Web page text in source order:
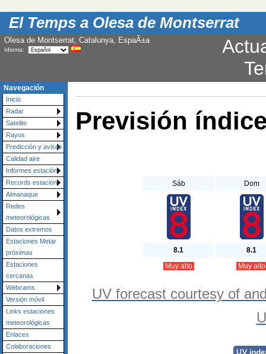
El Temps a Olesa de Montserrat
Olesa de Montserrat, Catalunya, EspaÃ±a
Idioma:
Navegación
Inicio
Radar
Satelite
Rayos
Predicción y avisos
Calidad aire
Informes estación
Records estación
Almanaque
Redes
meteorológicas
Datos extremos
Estaciones Metar
próximas
Estaciones
cercanas
Webcams
Versión móvil
Links estaciones
meteorológicas
Enlaces
Colaboraciones
Previsión
Sáb Dom
8.1
8.1
Muy alto
Muy
UV forecast courtesy of